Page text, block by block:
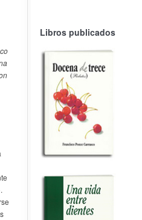
Libros publicados